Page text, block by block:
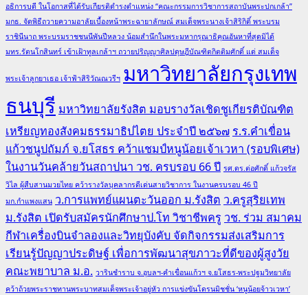
อธิการบดี ในโอกาสที่ได้รับเกียรติดำรงตำแหน่ง “คณะกรรมการวิชาการสถาบันพระปกเกล้า”
มกธ. จัดพิธีถวายความอาลัยเบื้องหน้าพระฉายาลักษณ์ สมเด็จพระนางเจ้าสิริกิติ์ พระบรม
ราชินีนาถ พระบรมราชชนนีพันปีหลวง น้อมสำนึกในพระมหากรุณาธิคุณอันหาที่สุดมิได้
มทร.รัตนโกสินทร์ เข้าเฝ้าทูลเกล้าฯ ถวายปริญญาศิลปดุษฎีบัณฑิตกิตติมศักดิ์ แด่ สมเด็จ
พระเจ้าลูกยาเธอ เจ้าฟ้าสิริวัณณวรีฯ มหาวิทยาลัยกรุงเทพ
ธนบุรี มหาวิทยาลัยรังสิต มอบรางวัลเชิดชูเกียรติบัณฑิต
เหรียญทองสังคมธรรมาธิปไตย ประจำปี ๒๕๖๗ ร.ร.คำเขื่อน
แก้วชนูปถัมภ์ จ.ยโสธร คว้าแชมป์หนูน้อยเจ้าเวหา (รอบพิเศษ)
ในงานวันคล้ายวันสถาปนา วช. ครบรอบ 66 ปี รศ.ดร.ต่อศักดิ์ แก้วจรัส
วิไล ผู้สืบสานมวยไทย คว้ารางวัลบุคลากรดีเด่นสายวิชาการ ในงานครบรอบ 46 ปี
มก.กำแพงแสน ว.การแพทย์แผนตะวันออก ม.รังสิต ว.ครูสุริยเทพ
ม.รังสิต เปิดรับสมัครนักศึกษาป.โท วิชาชีพครู วช. ร่วม สมาคม
กีฬาเครื่องบินจำลองและวิทยุบังคับ จัดกิจกรรมส่งเสริมการ
เรียนรู้ปัญญาประดิษฐ์ เพื่อการพัฒนาสุขภาวะที่ดีของผู้สูงวัย
คณะพยาบาล ม.อ. วารินชำราบ จ.อุบลฯ-คำเขื่อนแก้วฯ จ.ยโสธร-พระปฐมวิทยาลัย
คว้าถ้วยพระราชทานพระบาทสมเด็จพระเจ้าอยู่หัว การแข่งขันโดรนมิชชั่น ‘หนูน้อยจ้าวเวหา’